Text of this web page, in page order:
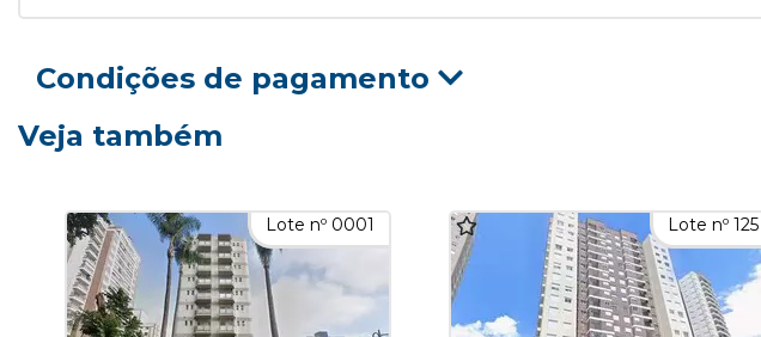
Condições de pagamento
Veja também
Lote nº 0001 Lote nº 125